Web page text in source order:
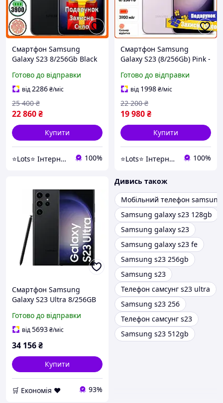
Смартфон Samsung
Galaxy S23 8/256Gb Black
Готово до відправки
від2286₴/міс
22 860₴
25 400 ₴
Купити
⭐️Lots⭐️ Інтернет магазин 100%
Смартфон Samsung
Galaxy S23 (8/256Gb) Pink -
Готово до відправки
від 1998₴/міс
19 980₴
22 200 ₴
Купити
⭐️Lots⭐️ Інтернет магазин 100%
Смартфон Samsung
Galaxy S23 Ultra 8/256GB
S918BZKG)
Готово до відправки
від5693₴/міс
34 156₴
Купити
🛒 Економія ❤️ 93%
Дивись також
Мобільний телефон
Samsung galaxy s23 128gb
Samsung galaxy s23
Samsung galaxy s23 fe
Samsung s23 256gb
Samsung s23
Телефон самсунг s23 ultra
Samsung s23 256
Телефон самсунг s23
Samsung s23 512gb